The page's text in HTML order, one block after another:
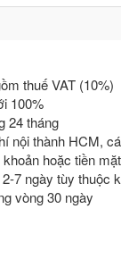
thuế VAT (10%)
100%
24 tháng
nội thành HCM,
hoặc tiền mặt
7 ngày tùy thuộc
vòng 30 ngày